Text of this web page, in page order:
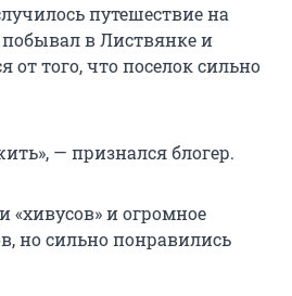
путешествие на
в Листвянке и
от того, что поселок сильно
— признался блогер.
«хивусов» и огромное
но сильно понравились